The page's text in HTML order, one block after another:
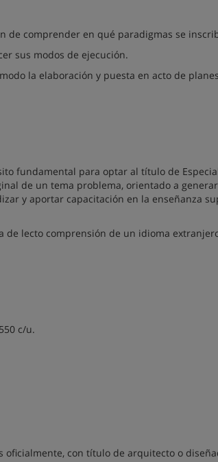
de comprender en qué paradigmas se
sus modos de ejecución.
la elaboración y puesta en acto de
fundamental para optar al título de
de un tema problema, orientado a generar
y aportar capacitación en la enseñanza
lecto comprensión de un idioma
c/u.
oficialmente, con título de arquitecto o